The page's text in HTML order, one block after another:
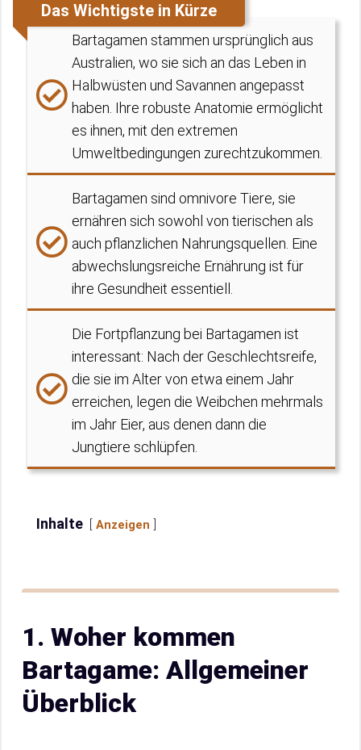
Das Wichtigste in Kürze
Bartagamen stammen ursprünglich aus
Australien, wo sie sich an das Leben in
Halbwüsten und Savannen angepasst
haben. Ihre robuste Anatomie ermöglicht
es ihnen, mit den extremen
Umweltbedingungen zurechtzukommen.
Bartagamen sind omnivore Tiere, sie
ernähren sich sowohl von tierischen als
auch pflanzlichen Nahrungsquellen. Eine
abwechslungsreiche Ernährung ist für
ihre Gesundheit essentiell.
Die Fortpflanzung bei Bartagamen ist
interessant: Nach der Geschlechtsreife,
die sie im Alter von etwa einem Jahr
erreichen, legen die Weibchen mehrmals
im Jahr Eier, aus denen dann die
Jungtiere schlüpfen.
Inhalte Anzeigen
1. Woher kommen
Bartagame: Allgemeiner
Überblick